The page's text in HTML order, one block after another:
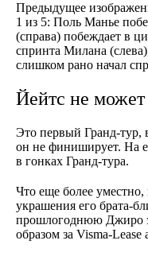
Предыдущее
1 из 5: Поль Манье
(справа) побеждает в
спринта Милана
слишком рано начал
Йейтс не может
Это первый Гранд-тур,
он не финиширует. На
в гонках Гранд-тура.
Что еще более уместно,
украшения его брата-
прошлогоднюю Джиро
образом за Visma-Lease